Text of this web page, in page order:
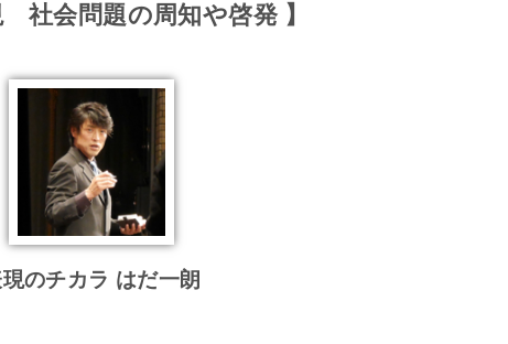
社会問題の周知や啓発 】
のチカラ はだ一朗